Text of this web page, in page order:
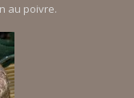
au poivre.